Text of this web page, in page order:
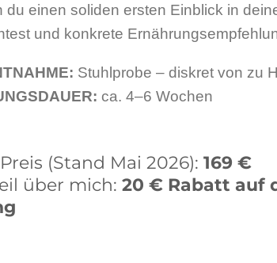
du einen soliden ersten Einblick in
und konkrete
Stuhlprobe – diskret von zu
ca. 4–6 Wochen
(Stand Mai 2026): 169 €
über mich: 20 € Rabatt auf